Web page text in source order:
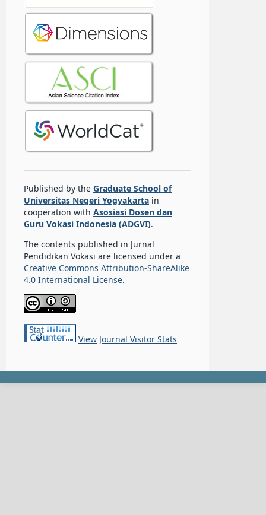
Published by the Graduate School of
Universitas Negeri Yogyakartain
cooperation with Asosiasi Dosen dan
Guru Vokasi Indonesia (ADGVI).
The contents published in Jurnal
Pendidikan Vokasi are licensed under a
Creative Commons Attribution-ShareAlike
4.0 International License.
View Journal Visitor Stats